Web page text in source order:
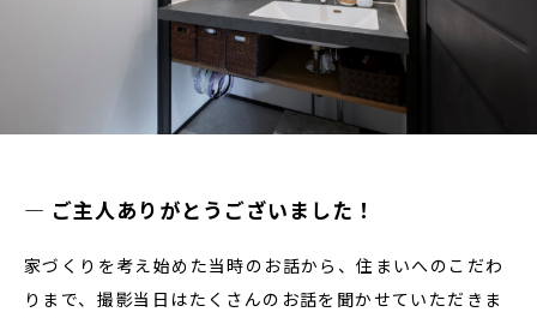
― ご主人ありがとうございました！
家づくりを考え始めた当時のお話から、住まいへのこだわ
りまで、撮影当日はたくさんのお話を聞かせていただきま